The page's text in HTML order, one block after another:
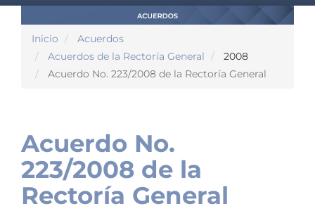
Inicio
Acuerdos
Acuerdos de la Rectoría General
2008
Acuerdo No. 223/2008 de la Rectoría General
Acuerdo No.
223/2008 de la
Rectoría General